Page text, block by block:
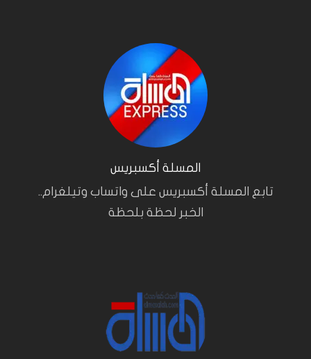
المسلة أكسبريس
تابع المسلة أكسبريس على واتساب وتيلغرام..
الخبر لحظة بلحظة